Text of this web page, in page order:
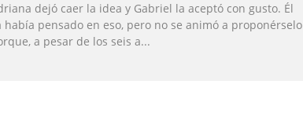
dejó caer la idea y Gabriel la aceptó con gusto. Él
había pensado en eso, pero no se animó a proponérselo
a pesar de los seis a...